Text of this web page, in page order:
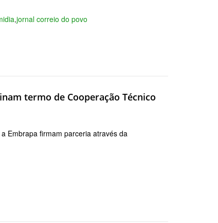
,jornal correio do povo
termo de Cooperação Técnico
Embrapa firmam parceria através da